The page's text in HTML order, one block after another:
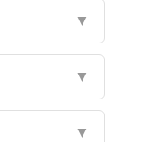
▼
▼
▼